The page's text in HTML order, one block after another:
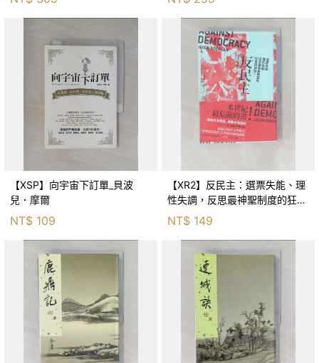
華．基里, 羅耀宗, 蔡宏明, 黃賓
【XSP】向宇宙下訂單_貝波
兒．摩爾
NT$ 109
【XR2】反民主：選票失能、理
性失調，反思最神聖制度的狂亂
NT$ 149